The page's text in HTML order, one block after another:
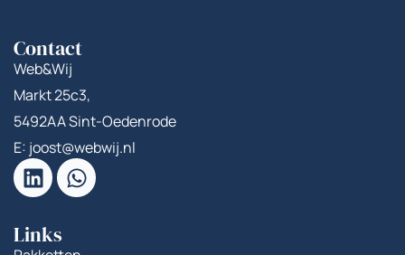
Contact
Web&Wij
Markt 25c3,
5492AA Sint-Oedenrode
E: joost@webwij.nl
Links